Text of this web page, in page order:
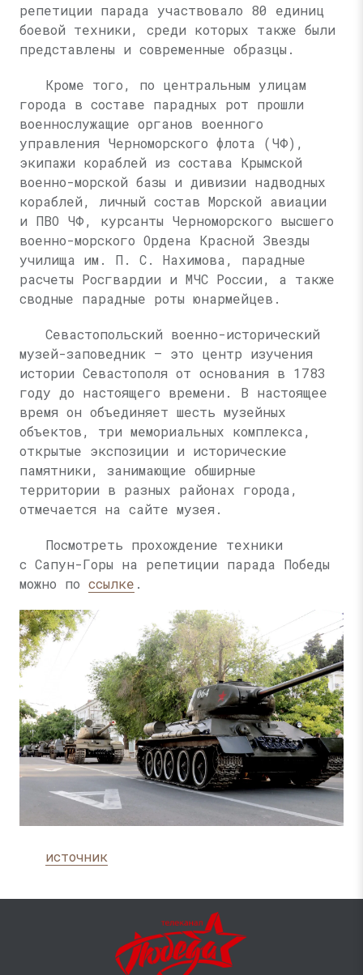
репетиции парада участвовало 80 единиц
боевой техники, среди которых также были
представлены и современные образцы.
Кроме того, по центральным улицам
города в составе парадных рот прошли
военнослужащие органов военного
управления Черноморского флота (ЧФ),
экипажи кораблей из состава Крымской
военно-морской базы и дивизии надводных
кораблей, личный состав Морской авиации
и ПВО ЧФ, курсанты Черноморского высшего
военно-морского Ордена Красной Звезды
училища им. П. С. Нахимова, парадные
расчеты Росгвардии и МЧС России, а также
сводные парадные роты юнармейцев.
Севастопольский военно-исторический
музей-заповедник — это центр изучения
истории Севастополя от основания в 1783
году до настоящего времени. В настоящее
время он объединяет шесть музейных
объектов, три мемориальных комплекса,
открытые экспозиции и исторические
памятники, занимающие обширные
территории в разных районах города,
отмечается на сайте музея.
Посмотреть прохождение техники
с Сапун-Горы на репетиции парада Победы
можно по ссылке .
источник